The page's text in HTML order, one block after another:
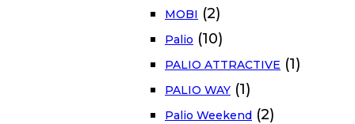
MOBI (2)
Palio (10)
PALIO ATTRACTIVE (1)
PALIO WAY (1)
Palio Weekend (2)